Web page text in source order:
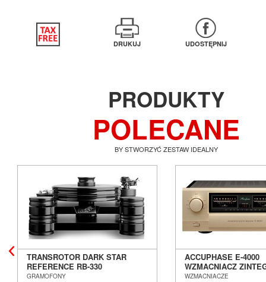
DRUKUJ UDOSTĘPNIJ
PRODUKTY
POLECANE
BY STWORZYĆ ZESTAW IDEALNY
TRANSROTOR DARK STAR
REFERENCE RB-330
GRAMOFON ANALOGOWY
GRAMOFONY
ACCUPHASE E-4000
WZMACNIACZ
SALON POZNAŃ
WZMACNIACZE